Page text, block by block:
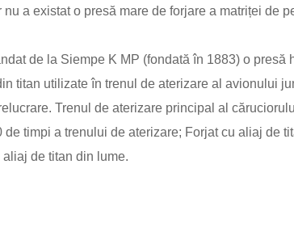
a existat o presă mare de forjare a matriței de
de la Siempe K MP (fondată în 1883) o
titan utilizate în trenul de aterizare al avionului
Trenul de aterizare principal al
timpi a trenului de aterizare; Forjat cu aliaj de
de titan din lume.